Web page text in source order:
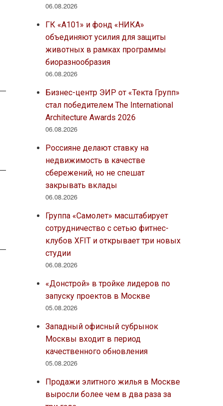
06.08.2026
ГК «А101» и фонд «НИКА»
объединяют усилия для защиты
животных в рамках программы
биоразнообразия
06.08.2026
Бизнес-центр ЭИР от «Текта Групп»
стал победителем The International
Architecture Awards 2026
06.08.2026
Россияне делают ставку на
недвижимость в качестве
сбережений, но не спешат
закрывать вклады
06.08.2026
Группа «Самолет» масштабирует
сотрудничество с сетью фитнес-
клубов XFIT и открывает три новых
студии
06.08.2026
«Донстрой» в тройке лидеров по
запуску проектов в Москве
05.08.2026
Западный офисный субрынок
Москвы входит в период
качественного обновления
05.08.2026
Продажи элитного жилья в Москве
выросли более чем в два раза за